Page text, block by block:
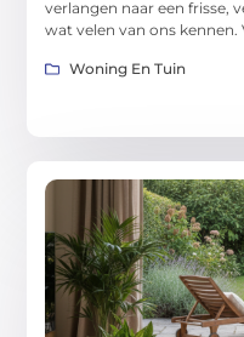
verlangen naar een frisse,
wat velen van ons kennen.
Woning En Tuin